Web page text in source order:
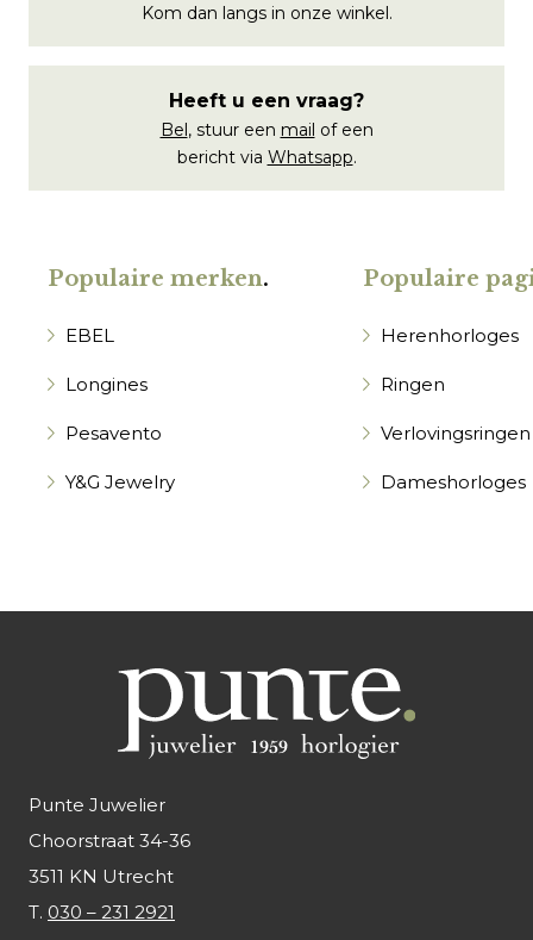
Kom dan langs in onze winkel.
Heeft u een vraag?
Bel, stuur een mail of een
bericht via Whatsapp.
Populaire merken.
EBEL
Longines
Pesavento
Y&G Jewelry
Populaire
Herenhorloges
Ringen
Verlovingsringen
Dameshorloges
Punte Juwelier
Choorstraat 34-36
3511 KN Utrecht
T. 030 – 231 2921